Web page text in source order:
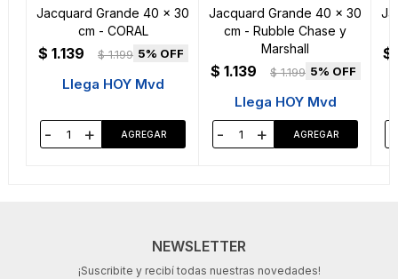
Jacquard Grande 40 x 30
cm - CORAL
$ 1.139 $ 1.199 5
Llega HOY Mvd
- +
Jacquard Grande 40 x 30
cm - Rubble Chase y
Marshall
$ 1.139 $ 1.199 5
Llega HOY Mvd
- +
$
NEWSLETTER
¡Suscribite y recibí todas nuestras novedades!